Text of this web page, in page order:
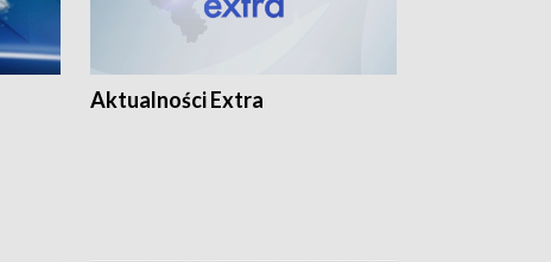
Aktualności Extra